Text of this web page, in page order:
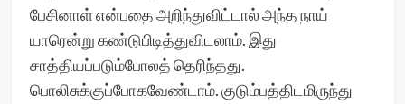
பேசினாள் என்பதை அறிந்துவிட்டால் அந்த நாய்
யாரென்று கண்டுபிடித்துவிடலாம். இது
சாத்தியப்படும்போலத் தெரிந்தது.
பொலிசுக்குப்போகவேண்டாம். குடும்பத்திடமிருந்து